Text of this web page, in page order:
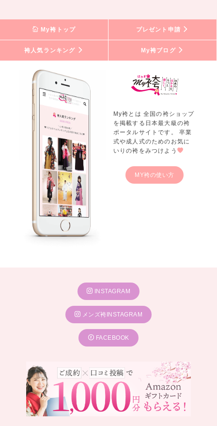
My袴トップ プレゼント申請
袴人気ランキング My袴ブログ
My袴とは 全国の袴ショップ
を掲載する日本最大級の袴
ポータルサイトです。 卒業
式や成人式のためのお気に
いりの袴をみつけよう
MY袴の使い方
INSTAGRAM
メンズ袴INSTAGRAM
FACEBOOK